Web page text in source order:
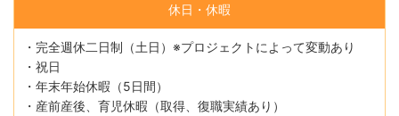
休日・休暇
・完全週休二日制（土日）※プロジェクトによって変動あり
・祝日
・年末年始休暇（5日間）
・産前産後、育児休暇（取得、復職実績あり）